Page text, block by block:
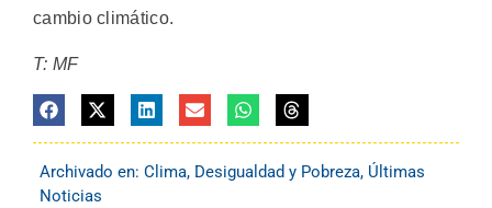
cambio climático.
T: MF
Archivado en: Clima, Desigualdad y Pobreza, Últimas
Noticias